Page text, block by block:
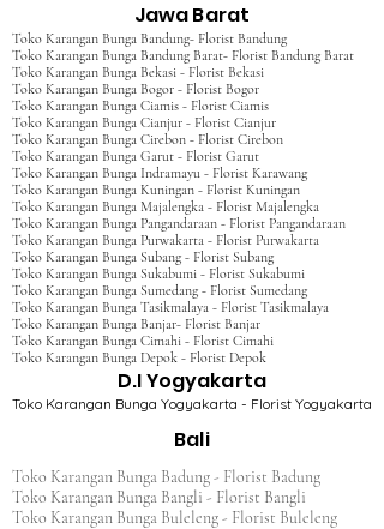
Jawa Barat
Toko Karangan Bunga Bandung- Florist Bandung
Toko Karangan Bunga Bandung Barat- Florist Bandung Barat
Toko Karangan Bunga Bekasi - Florist Bekasi
Toko Karangan Bunga Bogor - Florist Bogor
Toko Karangan Bunga Ciamis - Florist Ciamis
Toko Karangan Bunga Cianjur - Florist Cianjur
Toko Karangan Bunga Cirebon - Florist Cirebon
Toko Karangan Bunga Garut - Florist Garut
Toko Karangan Bunga Indramayu - Florist Karawang
Toko Karangan Bunga Kuningan - Florist Kuningan
Toko Karangan Bunga Majalengka - Florist Majalengka
Toko Karangan Bunga Pangandaraan - Florist Pangandaraan
Toko Karangan Bunga Purwakarta - Florist Purwakarta
Toko Karangan Bunga Subang - Florist Subang
Toko Karangan Bunga Sukabumi - Florist Sukabumi
Toko Karangan Bunga Sumedang - Florist Sumedang
Toko Karangan Bunga Tasikmalaya - Florist Tasikmalaya
Toko Karangan Bunga Banjar- Florist Banjar
Toko Karangan Bunga Cimahi - Florist Cimahi
Toko Karangan Bunga Depok - Florist Depok
D.I Yogyakarta
Toko Karangan Bunga Yogyakarta - Florist Yogyakarta
Bali
Toko Karangan Bunga Badung - Florist Badung
Toko Karangan Bunga Bangli - Florist Bangli
Toko Karangan Bunga Buleleng - Florist Buleleng